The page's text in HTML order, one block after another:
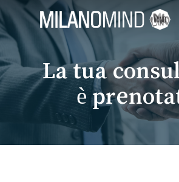
Skip
to
main
content
La tua
è